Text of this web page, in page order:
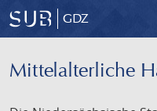
GDZ
Mittelalterliche